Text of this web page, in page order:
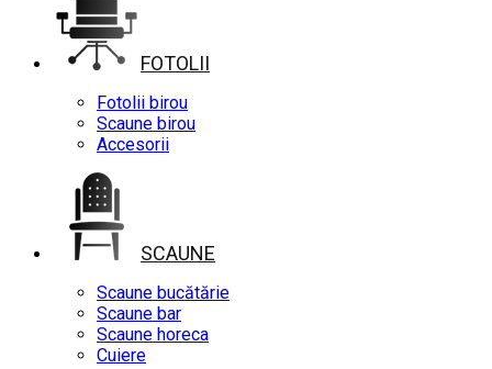
FOTOLII
Fotolii birou
Scaune birou
Accesorii
SCAUNE
Scaune bucătărie
Scaune bar
Scaune horeca
Cuiere